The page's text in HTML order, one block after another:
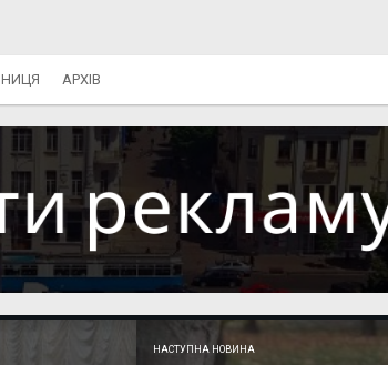
АРХІВ
НАСТУПНА НОВИНА